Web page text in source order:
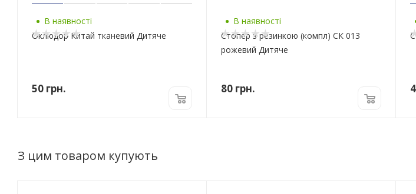
В наявності
Оклюдор Китай тканевий Дитяче
50 грн.
В наявності
Стопер з резинкою (компл) СК 013
рожевий Дитяче
80 грн.
З цим товаром купують